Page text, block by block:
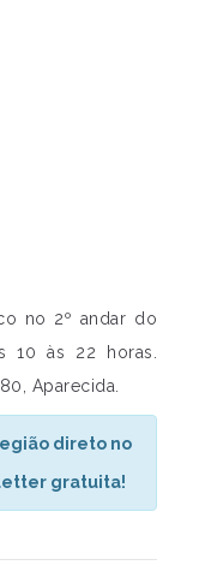
no 2º andar do
10 às 22 horas.
Aparecida.
direto no
gratuita!